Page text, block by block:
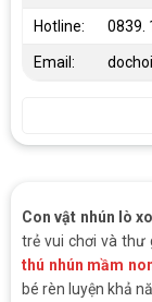
Con vật nhún lò
trẻ vui chơi và thư
thú nhún mầm
bé rèn luyện khả
Hotline: 0839.
Email: